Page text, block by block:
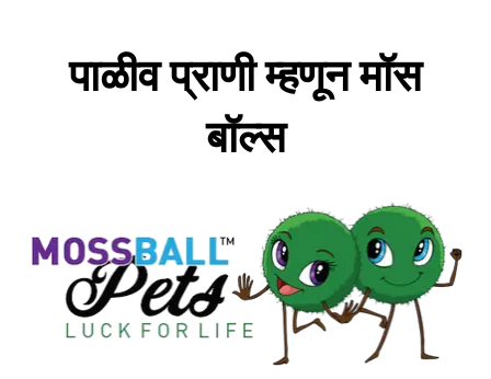
पाळीव प्राणी म्हणून मॉस
बॉल्स